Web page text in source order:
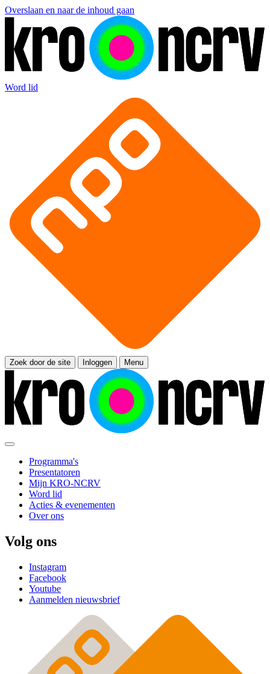
Overslaan en naar de inhoud gaan
Word lid
Zoek door de site Inloggen Menu
Programma's
Presentatoren
Mijn KRO-NCRV
Word lid
Acties & evenementen
Over ons
Volg ons
Instagram
Facebook
Youtube
Aanmelden nieuwsbrief